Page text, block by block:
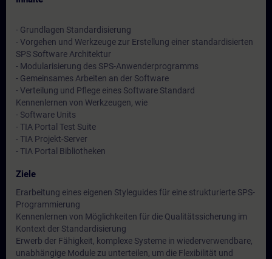
- Grundlagen Standardisierung
- Vorgehen und Werkzeuge zur Erstellung einer standardisierten
SPS Software Architektur
- Modularisierung des SPS-Anwenderprogramms
- Gemeinsames Arbeiten an der Software
- Verteilung und Pflege eines Software Standard
Kennenlernen von Werkzeugen, wie
- Software Units
- TIA Portal Test Suite
- TIA Projekt-Server
- TIA Portal Bibliotheken
Ziele
Erarbeitung eines eigenen Styleguides für eine strukturierte SPS-
Programmierung
Kennenlernen von Möglichkeiten für die Qualitätssicherung im
Kontext der Standardisierung
Erwerb der Fähigkeit, komplexe Systeme in wiederverwendbare,
unabhängige Module zu unterteilen, um die Flexibilität und